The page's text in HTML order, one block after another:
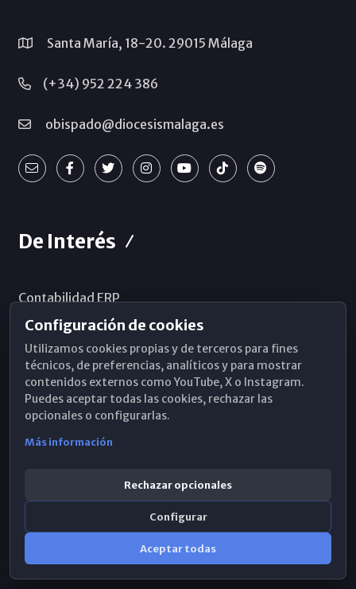
Santa María, 18-20. 29015 Málaga
(+34) 952 224 386
obispado@diocesismalaga.es
De Interés
Contabilidad ERP
Correo 365
Sistema de información
Aviso legal
Política de privacidad
Política de cookies
Configuración de cookies
Utilizamos cookies propias y de terceros para fines
técnicos, de preferencias, analíticos y para mostrar
contenidos externos como YouTube, X o Instagram.
Puedes aceptar todas las cookies, rechazar las
opcionales o configurarlas.
Más información
Rechazar opcionales
Configurar
Aceptar todas